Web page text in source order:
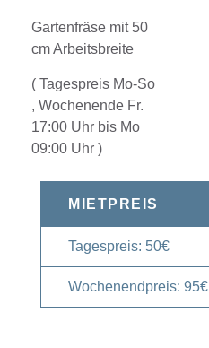
Gartenfräse mit 50
cm Arbeitsbreite
( Tagespreis Mo-So
, Wochenende Fr.
17:00 Uhr bis Mo
09:00 Uhr )
MIETPREIS
Tagespreis: 50€
Wochenendpreis: 95€